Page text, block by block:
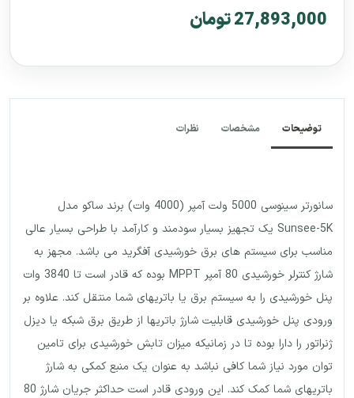
27,893,000 تومان
توضیحات مشخصات نظرات
سانورتر سینوسی 5000 ولت آمپر (4000 وات) برند ساکو مدل
Sunsee-5K یک تجهیز بسیار سودمند و کارآمد با طراحی بسیار عالی
مناسب برای سیستم های برق خورشیدی آفگرید می باشد. مجهز به
شارژ کنترلر خورشیدی 80 آمپر MPPT بوده که قادر است تا 3840 وات
پنل خورشیدی را به سیستم برق یا باتریهای شما منتقل کند. علاوه بر
ورودی پنل خورشیدی قابلیت شارژ باتریها از طریق برق شبکه یا دیزل
ژنراتور را دارا بوده تا در زمانیکه میزان تابش خورشیدی برای تامین
توان مورد نیاز شما کافی نباشد به عنوان یک منبع کمکی به شارژ
باتریهای شما کمک کند. این ورودی قادر است حداکثر جریان شارژ 80